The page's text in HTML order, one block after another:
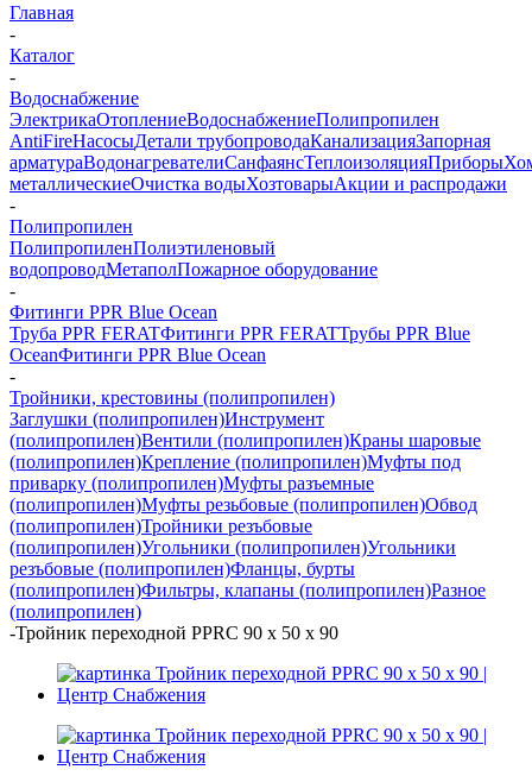
Главная
-
Каталог
-
Водоснабжение
ЭлектрикаОтоплениеВодоснабжениеПолипропилен
AntiFireНасосыДетали трубопроводаКанализацияЗапорная
арматураВодонагревателиСанфаянсТеплоизоляцияПриборы
металлическиеОчистка водыХозтоварыАкции и распродажи
-
Полипропилен
ПолипропиленПолиэтиленовый
водопроводМетаполПожарное оборудование
-
Фитинги PPR Blue Ocean
Труба PPR FERATФитинги PPR FERATТрубы PPR Blue
OceanФитинги PPR Blue Ocean
-
Тройники, крестовины (полипропилен)
Заглушки (полипропилен)Инструмент
(полипропилен)Вентили (полипропилен)Краны шаровые
(полипропилен)Крепление (полипропилен)Муфты под
приварку (полипропилен)Муфты разъемные
(полипропилен)Муфты резьбовые (полипропилен)Обвод
(полипропилен)Тройники резъбовые
(полипропилен)Угольники (полипропилен)Угольники
резъбовые (полипропилен)Фланцы, бурты
(полипропилен)Фильтры, клапаны (полипропилен)Разное
(полипропилен)
-Тройник переходной PPRC 90 х 50 х 90